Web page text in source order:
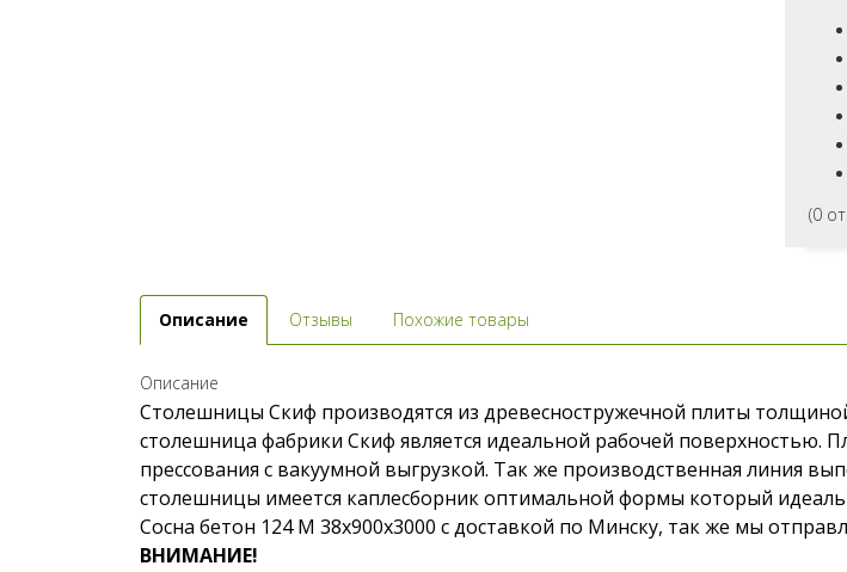
(0
Описание Отзывы Похожие товары
Описание
Столешницы Скиф производятся из древесностружечной плиты
столешница фабрики Скиф является идеальной рабочей поверхностью.
прессования с вакуумной выгрузкой. Так же производственная линия
столешницы имеется каплесборник оптимальной формы который
Сосна бетон 124 М 38x900x3000 с доставкой по Минску, так же мы
ВНИМАНИЕ!